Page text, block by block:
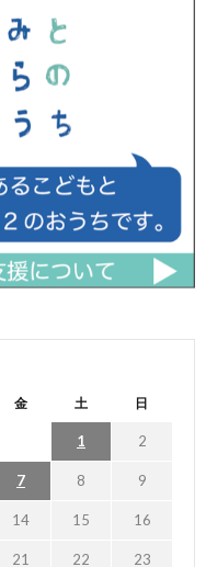
金 土 日
1 2
7 8 9
14 15 16
21 22 23